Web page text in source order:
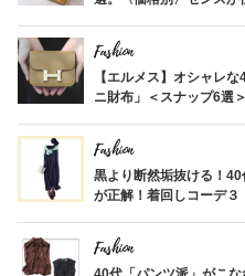
Fashion
【エルメス】オシャレ
ニ財布」＜スナップ6選＞
Fashion
黒より断然垢抜ける！40
が正解！着回しコーデ３
Fashion